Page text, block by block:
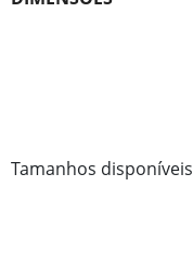
Tamanhos disponíveis